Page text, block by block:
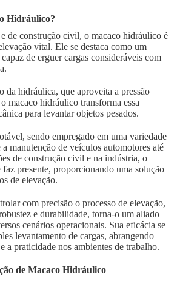
Hidráulico?
de construção civil, o macaco hidráulico é
vital. Ele se destaca como um
de erguer cargas consideráveis com
hidráulica, que aproveita a pressão
macaco hidráulico transforma essa
para levantar objetos pesados.
sendo empregado em uma variedade
manutenção de veículos automotores até
de construção civil e na indústria, o
presente, proporcionando uma solução
de elevação.
com precisão o processo de elevação,
e durabilidade, torna-o um aliado
cenários operacionais. Sua eficácia se
levantamento de cargas, abrangendo
a praticidade nos ambientes de trabalho.
de Macaco Hidráulico